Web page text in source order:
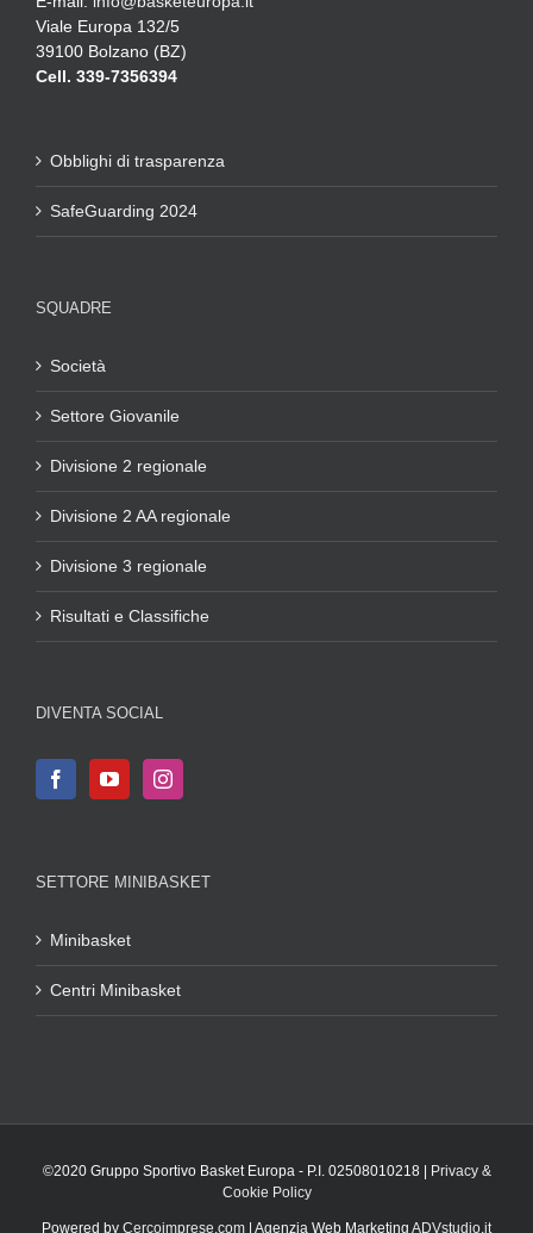
Viale Europa 132/5
39100 Bolzano (BZ)
Cell. 339-7356394
Obblighi di trasparenza
SafeGuarding 2024
SQUADRE
Società
Settore Giovanile
Divisione 2 regionale
Divisione 2 AA regionale
Divisione 3 regionale
Risultati e Classifiche
DIVENTA SOCIAL
SETTORE MINIBASKET
Minibasket
Centri Minibasket
©2020 Gruppo Sportivo Basket Europa - P.I. 02508010218 | Privacy &
Cookie Policy
Powered by Cercoimprese.com | Agenzia Web Marketing ADVstudio.it